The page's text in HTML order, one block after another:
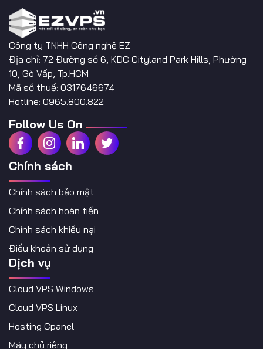
Công ty TNHH Công nghệ EZ
Địa chỉ: 72 Đường số 6, KDC Cityland Park Hills, Phường
10, Gò Vấp, Tp.HCM
Mã số thuế: 0317646674
Hotline: 0965.800.822
Follow Us On
Chính sách
Chính sách bảo mật
Chính sách hoàn tiền
Chính sách khiếu nại
Điều khoản sử dụng
Dịch vụ
Cloud VPS Windows
Cloud VPS Linux
Hosting Cpanel
Máy chủ riêng